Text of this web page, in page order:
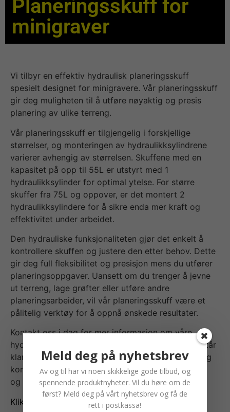
Planeringsskuff for
minigraver
Vi tilbyr en effektiv hydraulisk planeringsskuff
spesielt designet for minigravere. Vår planeringsskuff
gir deg muligheten til å utføre nøyaktig og presis
planering av ulike terreng.
Vår planeringsskuff er tilgjengelig i forskjellige
størrelser, og monteringen av hydraulikksylindrene
varierer avhengig av størrelsen. Skuffene med en
kapasitet på opp til 55L er utstyrt med 1
hydraulikksylinder for optimal ytelse. For større
skuffer fra 75L og oppover, er det montert 2
hydraulikksylindere for å sikre enda mer kraft og
effektivitet under arbeidet.
Den hydrauliske funksjonaliteten gjør det enkelt å
kontrollere skuffen og justere den etter behov. Dette
gir deg full fleksibilitet og presisjon mens du utfører
planeringsoppgaver. Uansett om du trenger å jevne
ut terreng, lage grøfter eller utføre andre
planeringsarbeider, vil vår planeringsskuff være et
pålitelig verktøy for å oppnå ønskede resultater.
Kontakt oss i dag for mer informasjon om våre
hydrauliske planeringsskuffer for minigravere. Vi står
klare til å hjelpe deg med å velge riktig størrelse og
konfigurasjon som passer til dine spesifikke behov
og prosjekter.
Klikk her for å lese mer om produktet!
Meld deg på nyhetsbrev
Av og til har vi noen skikkelige gode tilbud, og
spennende produktnyheter. Vil du høre om de
først? Meld deg på vårt nyhetsbrev og få de
rett i postkassa!